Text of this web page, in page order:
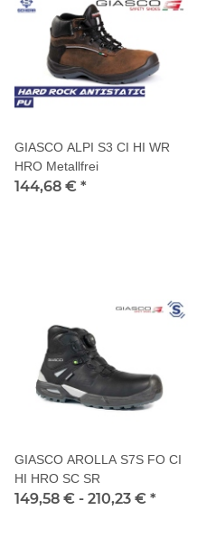
GIASCO ALPI S3 CI HI WR
HRO Metallfrei
144,68 € *
GIASCO AROLLA S7S FO CI
HI HRO SC SR
149,58 € - 210,23 € *